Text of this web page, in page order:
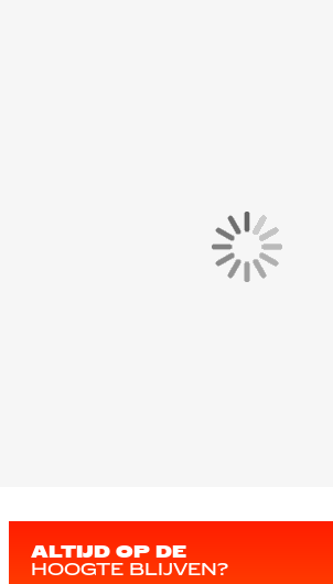
ALTIJD OP DE
HOOGTE BLIJVEN?